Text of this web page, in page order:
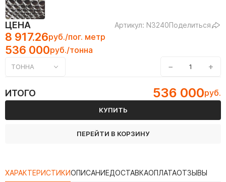
ЦЕНА Артикул: N3240Поделиться
8 917.26руб./пог. метр
536 000руб./тонна
ТОННА − +
ИТОГО 536 000руб.
КУПИТЬ
ПЕРЕЙТИ В КОРЗИНУ
ХАРАКТЕРИСТИКИОПИСАНИЕДОСТАВКАОПЛАТАОТЗЫВЫ